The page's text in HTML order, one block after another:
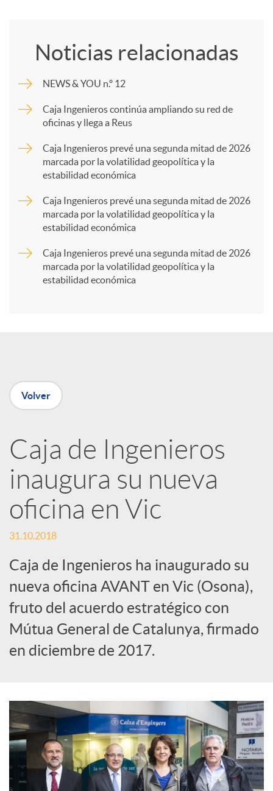
p
a
n
e
d
e
s
S
o
c
i
a
Noticias relacionadas
NEWS & YOU n.º 12
Caja Ingenieros continúa ampliando su red de
oficinas y llega a Reus
Caja Ingenieros prevé una segunda mitad de 2026
marcada por la volatilidad geopolítica y la
estabilidad económica
Caja Ingenieros prevé una segunda mitad de 2026
marcada por la volatilidad geopolítica y la
estabilidad económica
Caja Ingenieros prevé una segunda mitad de 2026
marcada por la volatilidad geopolítica y la
estabilidad económica
Volver
Caja de Ingenieros
inaugura su nueva
oficina en Vic
31.10.2018
Caja de Ingenieros ha inaugurado su
nueva oficina AVANT en Vic (Osona),
fruto del acuerdo estratégico con
Mútua General de Catalunya, firmado
en diciembre de 2017.